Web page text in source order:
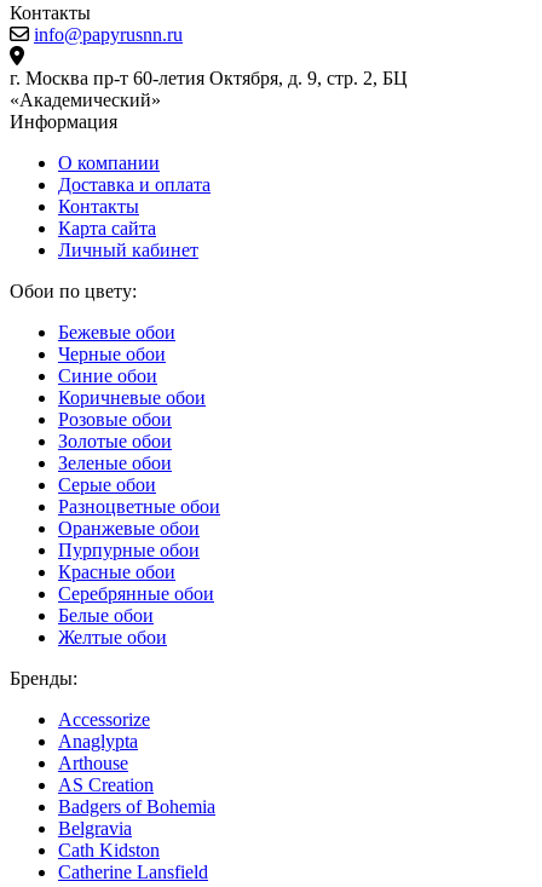
Контакты
info@papyrusnn.ru
г. Москва пр-т 60-летия Октября, д. 9, стр. 2, БЦ
«Академический»
Информация
О компании
Доставка и оплата
Контакты
Карта сайта
Личный кабинет
Обои по цвету:
Бежевые обои
Черные обои
Синие обои
Коричневые обои
Розовые обои
Золотые обои
Зеленые обои
Серые обои
Разноцветные обои
Оранжевые обои
Пурпурные обои
Красные обои
Серебрянные обои
Белые обои
Желтые обои
Бренды:
Accessorize
Anaglypta
Arthouse
AS Creation
Badgers of Bohemia
Belgravia
Cath Kidston
Catherine Lansfield